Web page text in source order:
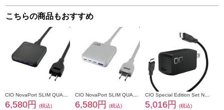
こちらの商品もおすすめ
6,580円 (税込) 6,580円 (税込) 5,016円 (税込)